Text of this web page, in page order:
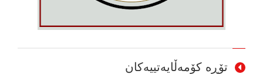
تۆڕە کۆمەڵایەتییەکان